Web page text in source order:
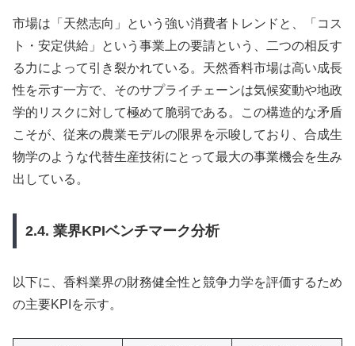
市場は「天然志向」という強い消費者トレンドと、「コス
ト・安定供給」という事業上の要請という、二つの相反す
る力によって引き裂かれている。天然香料市場は高い成長
性を示す一方で、そのサプライチェーンは気候変動や地政
学的リスクに対して極めて脆弱である。この構造的な矛盾
こそが、従来の農業モデルの限界を示唆しており、合成生
物学のような代替生産技術にとって最大の事業機会を生み
出している。
2.4. 業界KPIベンチマーク分析
以下に、香料業界の財務健全性と競争力学を評価するため
の主要KPIを示す。